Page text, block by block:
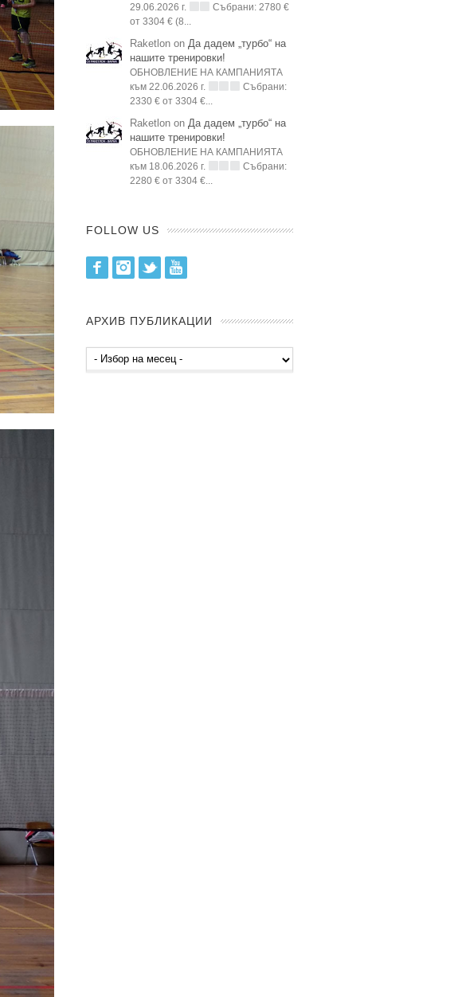
29.06.2026 г.
Събрани: 2780 €
от 3304 € (8...
Raketlon on Да дадем „турбо“ на
нашите тренировки!
ОБНОВЛЕНИЕ НА КАМПАНИЯТА
към 22.06.2026 г.
Събрани:
2330 € от 3304 €...
Raketlon on Да дадем „турбо“ на
нашите тренировки!
ОБНОВЛЕНИЕ НА КАМПАНИЯТА
към 18.06.2026 г.
Събрани:
2280 € от 3304 €...
FOLLOW US
FacebookInstagram
Twitter
АРХИВ ПУБЛИКАЦИИ
Архив
публикации